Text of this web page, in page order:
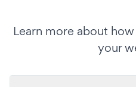
Learn more about
your